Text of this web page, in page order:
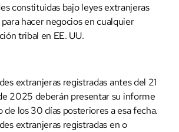
constituidas bajo leyes extranjeras
hacer negocios en cualquier
tribal en EE. UU.
extranjeras registradas antes del 21
2025 deberán presentar su informe
de los 30 días posteriores a esa fecha.
extranjeras registradas en o